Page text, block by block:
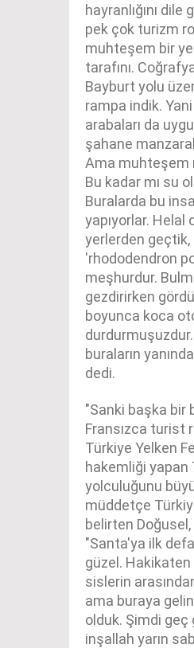
hayranlığını
pek çok turizm
muhteşem bir
tarafını.
Bayburt yolu
rampa indik.
arabaları da
şahane
Ama muhteşem
Bu kadar mı su
Buralarda bu
yapıyorlar. Helal
yerlerden geçtik,
'rhododendron
meşhurdur.
gezdirirken
boyunca koca
buraların
dedi.
"Sanki başka bir
Fransızca turist
Türkiye Yelken
hakemliği yapan
yolculuğunu
müddetçe
belirten
"Santa'ya ilk
güzel.
sislerin
ama buraya
olduk. Şimdi
inşallah yarın